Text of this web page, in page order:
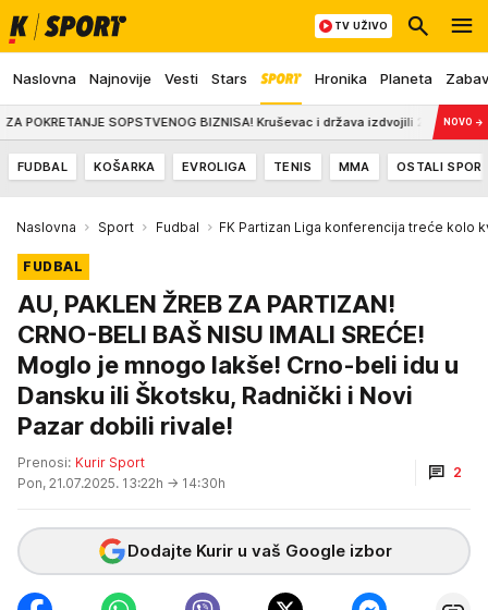
Naslovna Najnovije Vesti Stars Hronika Planeta
TV UŽIVO
SOPSTVENOG BIZNISA! Kruševac i država izdvojili 27,5 miliona dinara,
NOVO →
FUDBAL KOŠARKA EVROLIGA TENIS MMA OSTALI
Naslovna Sport Fudbal FK Partizan Liga konferencija treće kolo
FUDBAL
AU, PAKLEN ŽREB ZA PARTIZAN!
CRNO-BELI BAŠ NISU IMALI SREĆE!
Moglo je mnogo lakše! Crno-beli idu u
Dansku ili Škotsku, Radnički i Novi
Pazar dobili rivale!
Prenosi: Kurir Sport
Pon, 21.07.2025. 13:22h → 14:30h
2
Dodajte Kurir u vaš Google izbor